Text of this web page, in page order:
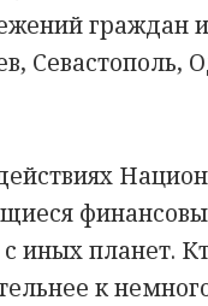
граждан
Севастополь,
иных планет.
к